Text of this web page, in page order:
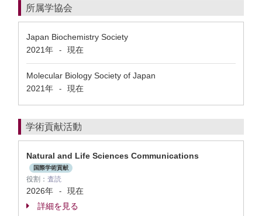
所属学協会
Japan Biochemistry Society
2021年
- 現在
Molecular Biology Society of Japan
2021年
- 現在
学術貢献活動
Natural and Life Sciences Communications
国際学術貢献
役割： 査読
2026年 -
現在
詳細を見る